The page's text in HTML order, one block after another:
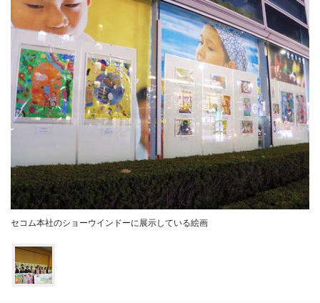
セコム本社のショーウインドーに展示している絵画